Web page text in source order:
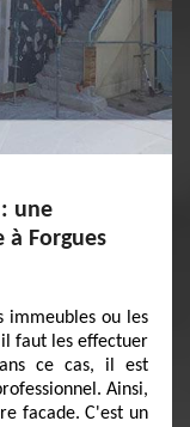
une
à Forgues
immeubles ou les
faut les effectuer
ce cas, il est
Ainsi,
facade. C'est un